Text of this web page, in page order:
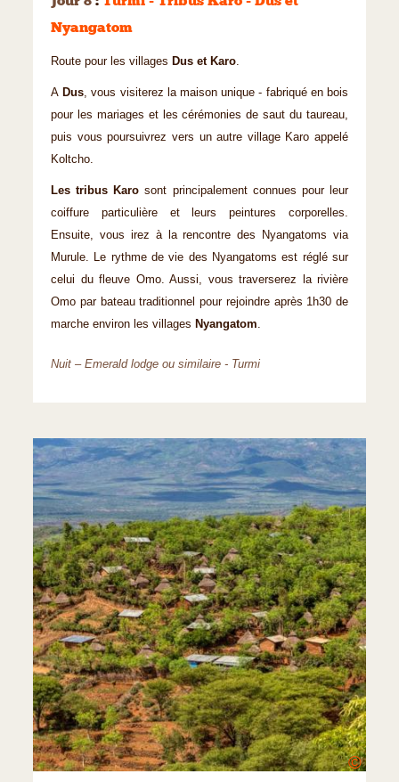
Nyangatom
Route pour les villages Dus et Karo.
A Dus, vous visiterez la maison unique - fabriqué en bois
pour les mariages et les cérémonies de saut du taureau,
puis vous poursuivrez vers un autre village Karo appelé
Koltcho.
Les tribus Karo sont principalement connues pour leur
coiffure particulière et leurs peintures corporelles.
Ensuite, vous irez à la rencontre des Nyangatoms via
Murule. Le rythme de vie des Nyangatoms est réglé sur
celui du fleuve Omo. Aussi, vous traverserez la rivière
Omo par bateau traditionnel pour rejoindre après 1h30 de
marche environ les villages Nyangatom.
Nuit – Emerald lodge ou similaire - Turmi
©